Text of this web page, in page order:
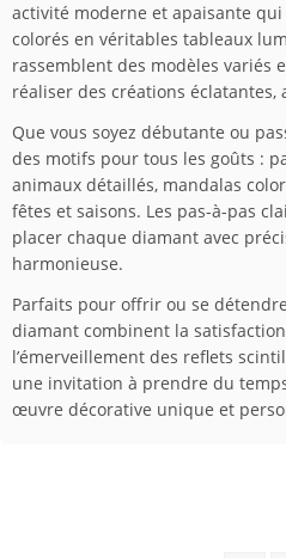
activité moderne et apaisante
colorés en véritables tableaux
rassemblent des modèles variés
réaliser des créations éclatantes,
Que vous soyez débutante ou
des motifs pour tous les goûts :
animaux détaillés, mandalas
fêtes et saisons. Les pas-à-pas
placer chaque diamant avec
harmonieuse.
Parfaits pour offrir ou se
diamant combinent la
l’émerveillement des reflets
une invitation à prendre du
œuvre décorative unique et